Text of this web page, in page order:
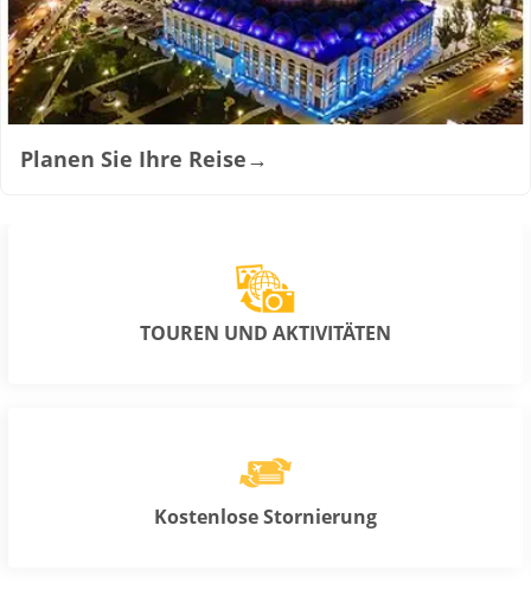
Planen Sie Ihre Reise→
TOUREN UND AKTIVITÄTEN
Kostenlose Stornierung